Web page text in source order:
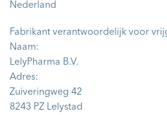
Nederland
Fabrikant verantwoordelijk voor
Naam:
LelyPharma B.V.
Adres:
Zuiveringweg 42
8243 PZ Lelystad